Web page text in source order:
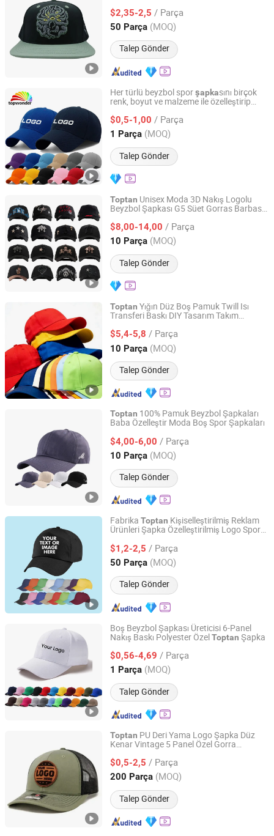
$2,35-2,5 / Parça
50 Parça (MOQ)
Talep Gönder
Guangdong, China Fiyat 2020
Her türlü beyzbol sporşapkasını birçok
renk, boyut ve malzeme ile özelleştirip
$0,5-1,00 / Parça
1 Parça (MOQ)
Talep Gönder
Top Wonder Accessories Limited
Zhejiang, China Fiyat 2017
Toptan Unisex Moda 3D Nakış Logolu
Beyzbol Şapkası G5 Süet Gorras Barbas
$8,00-14,00 / Parça
10 Parça (MOQ)
Talep Gönder
Dongguan City Smiling Clothing Co., Ltd.
Guangdong, China Fiyat 2026
Toptan Yığın Düz Boş Pamuk Twill Isı
Transferi Baskı DIY Tasarım Takım
$5,4-5,8 / Parça
10 Parça (MOQ)
Talep Gönder
Hebei Hanze International Trade Co., Ltd.
Hebei, China Fiyat 2020
Toptan 100% Pamuk Beyzbol Şapkaları
Baba Özelleştir Moda Boş Spor Şapkaları
$4,00-6,00 / Parça
10 Parça (MOQ)
Talep Gönder
Dongguan Monkey Clothes Co., Ltd.
Guangdong, China Fiyat 2025
Fabrika Toptan Kişiselleştirilmiş Reklam
Ürünleri Şapka Özelleştirilmiş Logo Spor
Erkekler için
$1,2-2,5 / Parça
50 Parça (MOQ)
Talep Gönder
Pinstar Gifts Co., Ltd.
Jiangsu, China Fiyat 2015
Boş Beyzbol Şapkası Üreticisi 6-Panel
Nakış Baskı Polyester ÖzelToptan Şapka
$0,56-4,69 / Parça
1 Parça (MOQ)
Talep Gönder
Qingdao Caps Hat Co., Ltd
Shandong, China Fiyat 2024
Toptan PU Deri Yama Logo Şapka Düz
Kenar Vintage 5 Panel Özel Gorra
$0,5-2,5 / Parça
200 Parça (MOQ)
Talep Gönder
Nc Isa Industry and Trade Company
Jiangxi, China Fiyat 2018